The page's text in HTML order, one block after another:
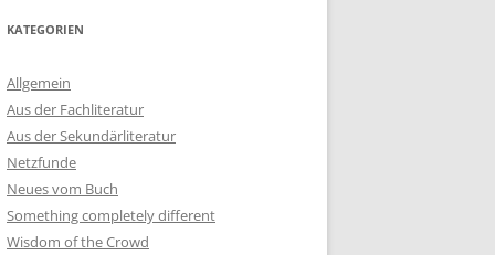
KATEGORIEN
Allgemein
Aus der Fachliteratur
Aus der Sekundärliteratur
Netzfunde
Neues vom Buch
Something completely different
Wisdom of the Crowd